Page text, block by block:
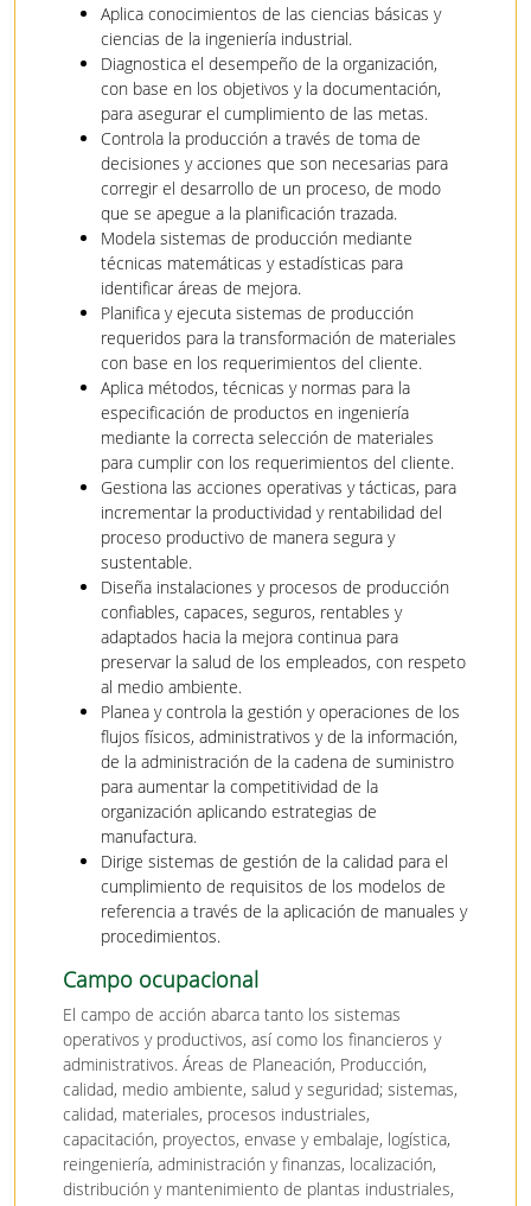
Aplica conocimientos de las ciencias básicas y
ciencias de la ingeniería industrial.
Diagnostica el desempeño de la organización,
con base en los objetivos y la documentación,
para asegurar el cumplimiento de las metas.
Controla la producción a través de toma de
decisiones y acciones que son necesarias para
corregir el desarrollo de un proceso, de modo
que se apegue a la planificación trazada.
Modela sistemas de producción mediante
técnicas matemáticas y estadísticas para
identificar áreas de mejora.
Planifica y ejecuta sistemas de producción
requeridos para la transformación de materiales
con base en los requerimientos del cliente.
Aplica métodos, técnicas y normas para la
especificación de productos en ingeniería
mediante la correcta selección de materiales
para cumplir con los requerimientos del cliente.
Gestiona las acciones operativas y tácticas, para
incrementar la productividad y rentabilidad del
proceso productivo de manera segura y
sustentable.
Diseña instalaciones y procesos de producción
confiables, capaces, seguros, rentables y
adaptados hacia la mejora continua para
preservar la salud de los empleados, con respeto
al medio ambiente.
Planea y controla la gestión y operaciones de los
flujos físicos, administrativos y de la información,
de la administración de la cadena de suministro
para aumentar la competitividad de la
organización aplicando estrategias de
manufactura.
Dirige sistemas de gestión de la calidad para el
cumplimiento de requisitos de los modelos de
referencia a través de la aplicación de manuales y
procedimientos.
Campo ocupacional
El campo de acción abarca tanto los sistemas
operativos y productivos, así como los financieros y
administrativos. Áreas de Planeación, Producción,
calidad, medio ambiente, salud y seguridad; sistemas,
calidad, materiales, procesos industriales,
capacitación, proyectos, envase y embalaje, logística,
reingeniería, administración y finanzas, localización,
distribución y mantenimiento de plantas industriales,